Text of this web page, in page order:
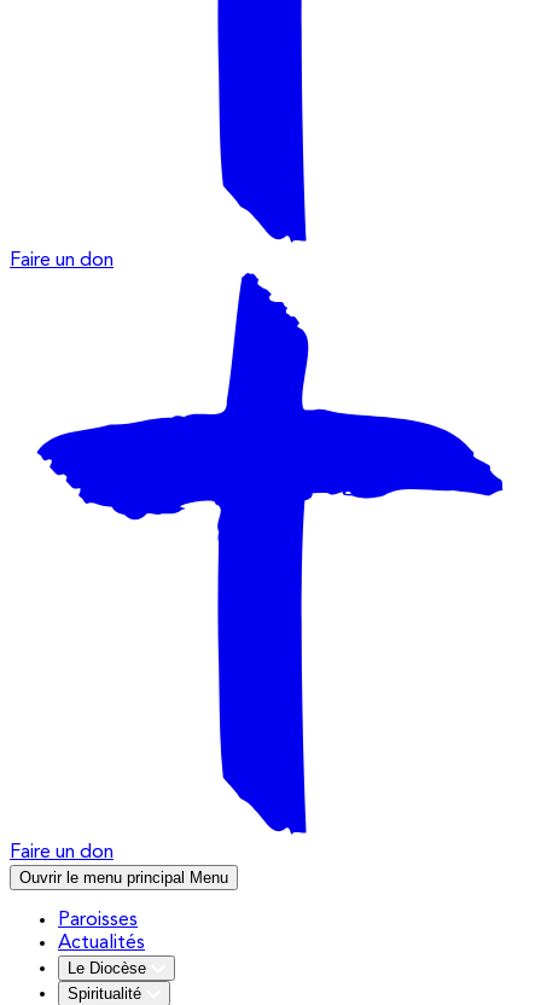
Faire un don
Faire un don
Ouvrir le menu principal Menu
Paroisses
Actualités
Le Diocèse
Spiritualité